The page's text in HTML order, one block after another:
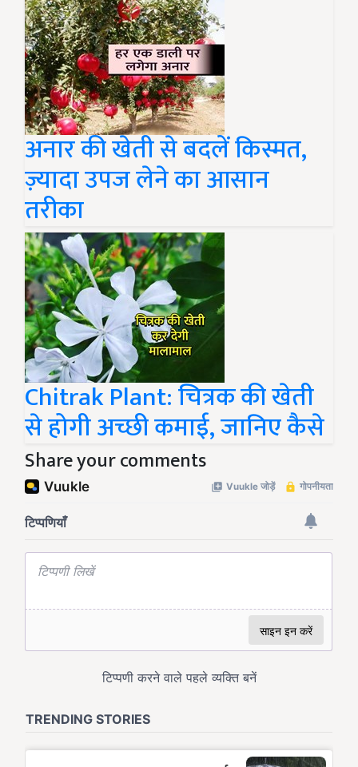
अनार की खेती से बदलें किस्मत,
ज़्यादा उपज लेने का आसान
तरीका
Chitrak Plant: चित्रक की खेती
से होगी अच्छी कमाई, जानिए कैसे
Share your comments